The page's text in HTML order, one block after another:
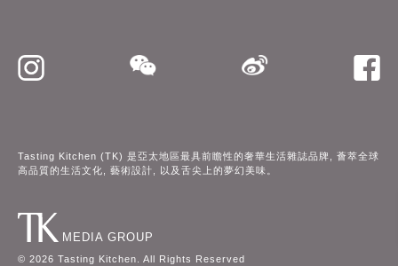
Tasting Kitchen (TK) 是亞太地區最具前瞻性的奢華生活雜誌品牌, 薈萃全球
高品質的生活文化, 藝術設計, 以及舌尖上的夢幻美味。
MEDIA GROUP
© 2026 Tasting Kitchen. All Rights Reserved